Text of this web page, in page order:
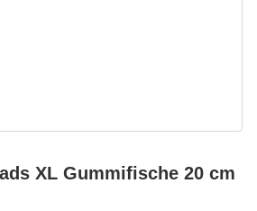
XL Gummifische 20 cm